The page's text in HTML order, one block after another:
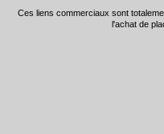
Ces liens commerciaux sont
l'achat de